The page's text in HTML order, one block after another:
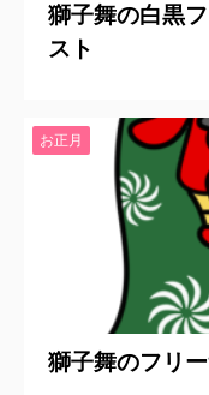
獅子舞の白黒
スト
お正月
獅子舞のフリ